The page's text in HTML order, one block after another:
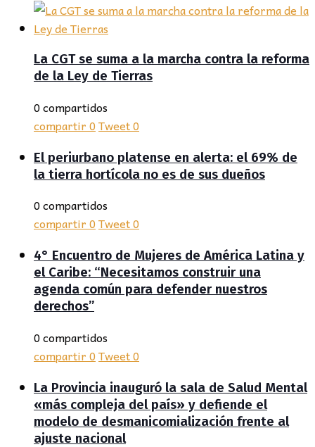
La CGT se suma a la marcha contra la reforma
de la Ley de Tierras
0 compartidos
compartir0Tweet0
El periurbano platense en alerta: el 69% de
la tierra hortícola no es de sus dueños
0 compartidos
compartir0Tweet0
4° Encuentro de Mujeres de América Latina y
el Caribe: “Necesitamos construir una
agenda común para defender nuestros
derechos”
0 compartidos
compartir0Tweet0
La Provincia inauguró la sala de Salud Mental
«más compleja del país» y defiende el
modelo de desmanicomialización frente al
ajuste nacional